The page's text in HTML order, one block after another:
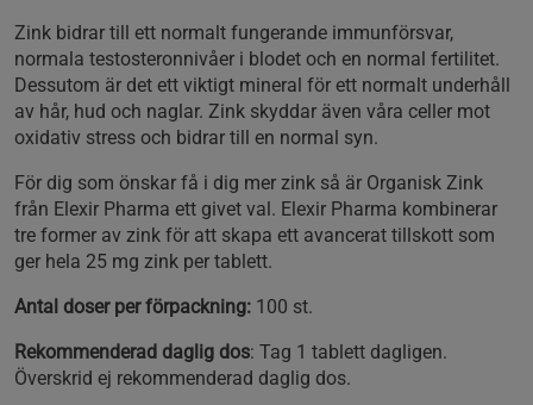
Zink bidrar till ett normalt fungerande immunförsvar,
normala testosteronnivåer i blodet och en normal fertilitet.
Dessutom är det ett viktigt mineral för ett normalt underhåll
av hår, hud och naglar. Zink skyddar även våra celler mot
oxidativ stress och bidrar till en normal syn.
För dig som önskar få i dig mer zink så är Organisk Zink
från Elexir Pharma ett givet val. Elexir Pharma kombinerar
tre former av zink för att skapa ett avancerat tillskott som
ger hela 25 mg zink per tablett.
Antal doser per förpackning: 100 st.
Rekommenderad daglig dos: Tag 1 tablett dagligen.
Överskrid ej rekommenderad daglig dos.